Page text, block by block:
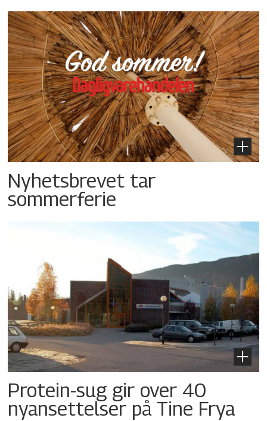
Nyhetsbrevet tar
sommerferie
Protein-sug gir over 40
nyansettelser på Tine Frya